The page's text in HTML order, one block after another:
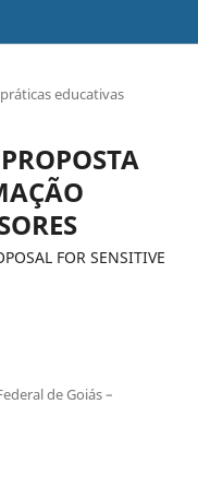
práticas educativas
FOR SENSITIVE
de Goiás –